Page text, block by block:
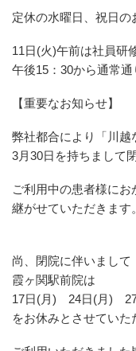
定休の水曜日、祝日の
11日(火)午前は社員研
午後15：30から通常通
【重要なお知らせ】
弊社都合により「川
3月30日を持ちまして
ご利用中の患者様に
継がせていただきます。
尚、閉院に伴いまして
霞ヶ関駅前院は
17日(月) 24日(月)
をお休みとさせていた